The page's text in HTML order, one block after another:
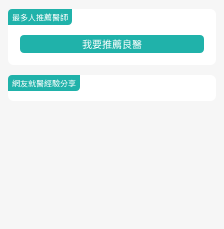
最多人推薦醫師
我要推薦良醫
網友就醫經驗分享